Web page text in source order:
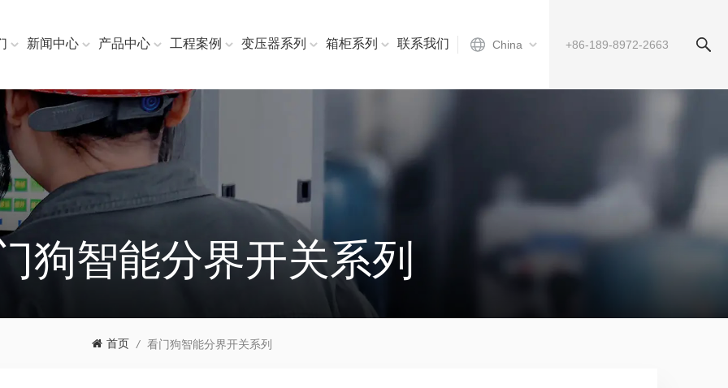
China
新闻中心 产品中心 工程案例 变压器系列 箱柜系列 联系我们
狗智能分界开关系列
首页 / 看门狗智能分界开关系列